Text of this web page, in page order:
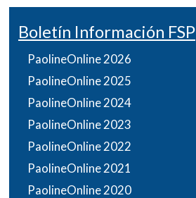
Boletín Información FSP
PaolineOnline 2026
PaolineOnline 2025
PaolineOnline 2024
PaolineOnline 2023
PaolineOnline 2022
PaolineOnline 2021
PaolineOnline 2020